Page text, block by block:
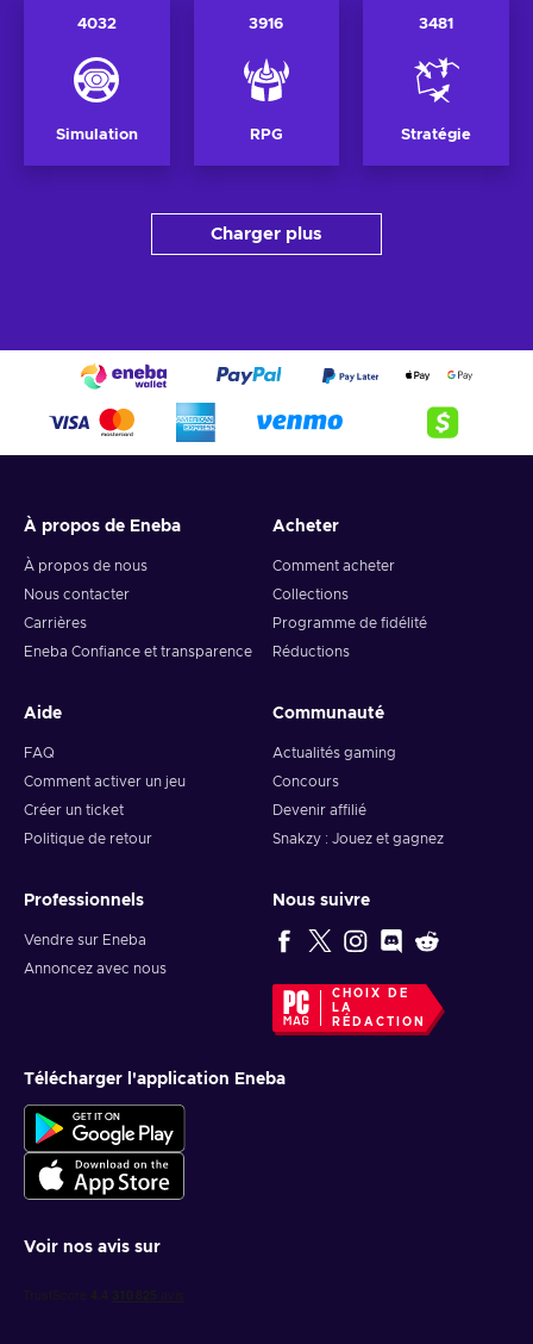
4032
Simulation
3916
RPG
3481
Stratégie
Charger plus
À propos de Eneba
À propos de nous
Nous contacter
Carrières
Eneba Confiance et transparence
Acheter
Comment acheter
Collections
Programme de fidélité
Réductions
Aide
FAQ
Comment activer un jeu
Créer un ticket
Politique de retour
Communauté
Actualités gaming
Concours
Devenir affilié
Snakzy : Jouez et gagnez
Professionnels
Vendre sur Eneba
Annoncez avec nous
Nous suivre
CHOIX DE
LA
RÉDACTION
Télécharger l'application Eneba
Voir nos avis sur